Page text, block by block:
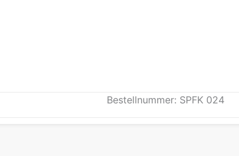
Bestellnummer: SPFK 024